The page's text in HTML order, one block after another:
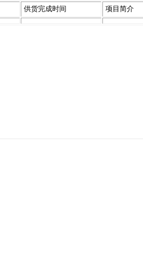
供货完成时间 项目简介